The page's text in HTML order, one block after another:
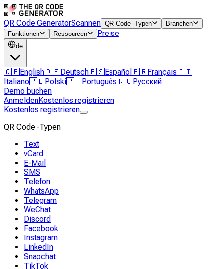
QR Code GeneratorScannen QR Code -Typen
Branchen
Funktionen
Ressourcen Preise
de
🇬🇧English🇩🇪Deutsch🇪🇸Español 🇫🇷Français🇮🇹
Italiano🇵🇱Polski🇵🇹Português🇷🇺Русский
Demo buchen
AnmeldenKostenlos registrieren
Kostenlos registrieren
QR Code -Typen
Text
vCard
E-Mail
SMS
Telefon
WhatsApp
Telegram
WeChat
Discord
Facebook
Instagram
LinkedIn
Snapchat
TikTok